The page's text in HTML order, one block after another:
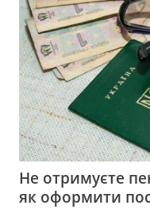
Не отримуєте
як оформити